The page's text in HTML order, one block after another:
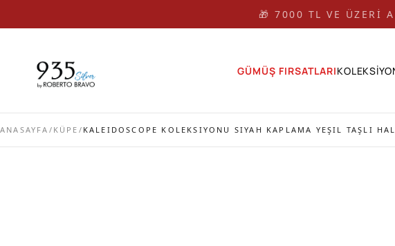
🎁 🎁 7000 TL VE ÜZERİ
GÜMÜŞ FIRSATLARI
ANASAYFA / KÜPE / KALEIDOSCOPE KOLEKSIYONU SIYAH KAPLAMA YEŞIL TAŞLI